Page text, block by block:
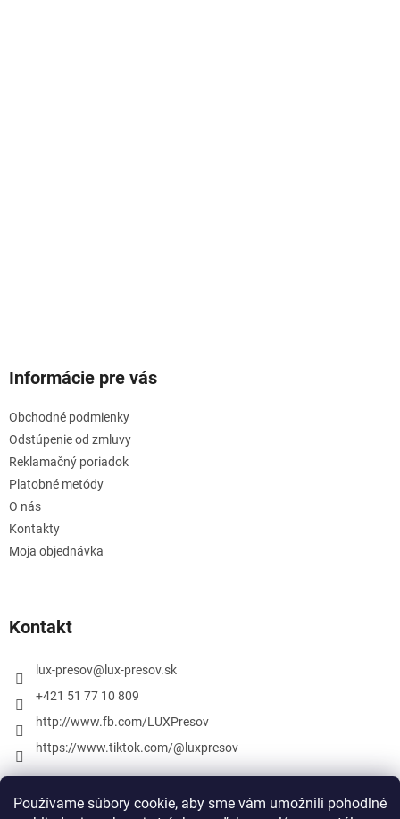
Používame súbory cookie, aby sme vám umožnili pohodlné
Informácie pre vás
Obchodné podmienky
Odstúpenie od zmluvy
Reklamačný poriadok
Platobné metódy
O nás
Kontakty
Moja objednávka
Kontakt
lux-presov@ lux-presov.sk
+421 51 77 10 809
http://www.fb.com/LUXPresov
https://www.tiktok.com/@luxpresov